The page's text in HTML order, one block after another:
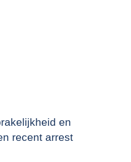
en
recent arrest